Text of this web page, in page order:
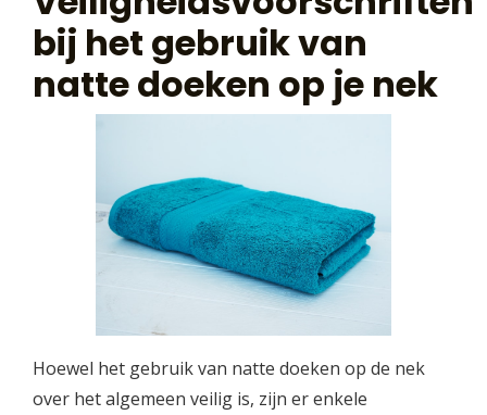
bij het gebruik van
natte doeken op je nek
Hoewel het gebruik van natte doeken op de nek
over het algemeen veilig is, zijn er enkele